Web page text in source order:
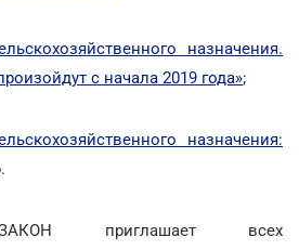
назначения.
с начала 2019 года»;
назначения:
приглашает всех